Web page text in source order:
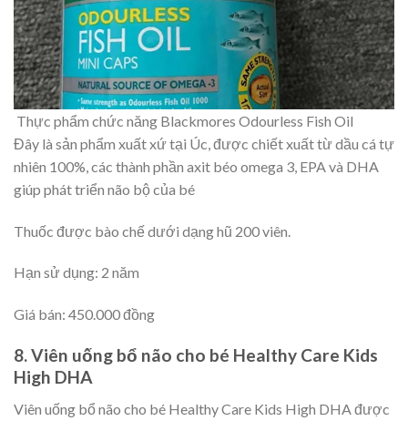
Thực phẩm chức năng Blackmores Odourless Fish Oil
Đây là sản phẩm xuất xứ tại Úc, được chiết xuất từ dầu cá tự
nhiên 100%, các thành phần axit béo omega 3, EPA và DHA
giúp phát triển não bộ của bé
Thuốc được bào chế dưới dạng hũ 200 viên.
Hạn sử dụng: 2 năm
Giá bán: 450.000 đồng
8. Viên uống bổ não cho bé Healthy Care Kids
High DHA
Viên uống bổ não cho bé Healthy Care Kids High DHA được